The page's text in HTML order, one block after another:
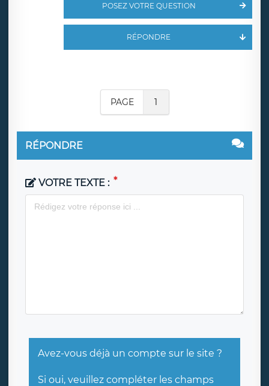
POSEZ VOTRE QUESTION
RÉPONDRE
PAGE 1
RÉPONDRE
VOTRE TEXTE :
Avez-vous déjà un compte sur le site ?
Si oui, veuillez compléter les champs